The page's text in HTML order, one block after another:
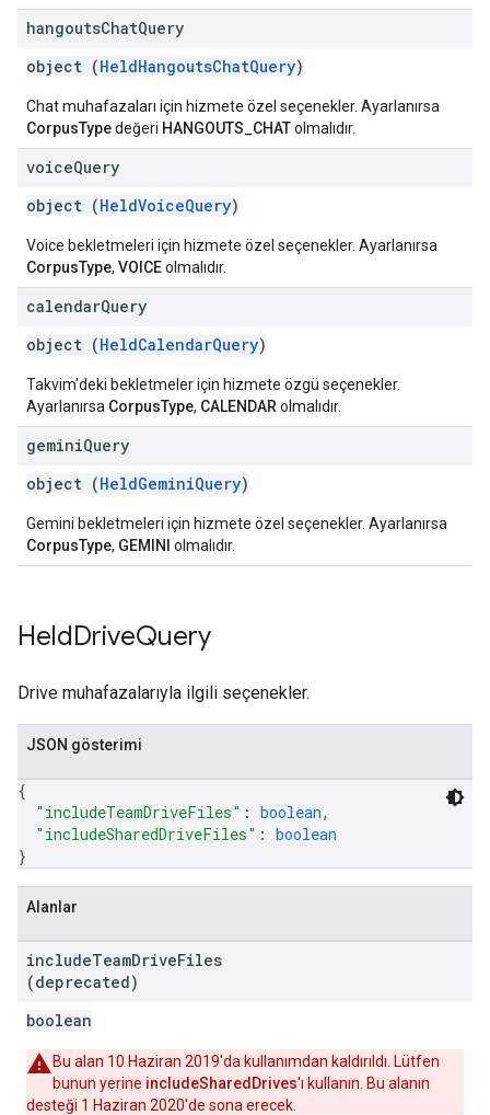
hangoutsChatQuery
object (HeldHangoutsChatQuery)
Chat muhafazaları için hizmete özel seçenekler. Ayarlanırsa
CorpusTypedeğeri HANGOUTS_CHATolmalıdır.
voiceQuery
object (HeldVoiceQuery)
Voice bekletmeleri için hizmete özel seçenekler. Ayarlanırsa
CorpusType, VOICEolmalıdır.
calendarQuery
object (HeldCalendarQuery)
Takvim'deki bekletmeler için hizmete özgü seçenekler.
Ayarlanırsa CorpusType, CALENDAR olmalıdır.
geminiQuery
object (HeldGeminiQuery)
Gemini bekletmeleri için hizmete özel seçenekler. Ayarlanırsa
CorpusType, GEMINI olmalıdır.
HeldDriveQuery
Drive muhafazalarıyla ilgili seçenekler.
JSON gösterimi
{
"includeTeamDriveFiles" : boolean,
"includeSharedDriveFiles" : boolean
}
Alanlar
includeTeamDriveFiles
(deprecated)
boolean
Bu alan 10 Haziran 2019'da kullanımdan kaldırıldı. Lütfen
bunun yerine includeSharedDrives'ı kullanın. Bu alanın
desteği 1 Haziran 2020'de sona erecek.